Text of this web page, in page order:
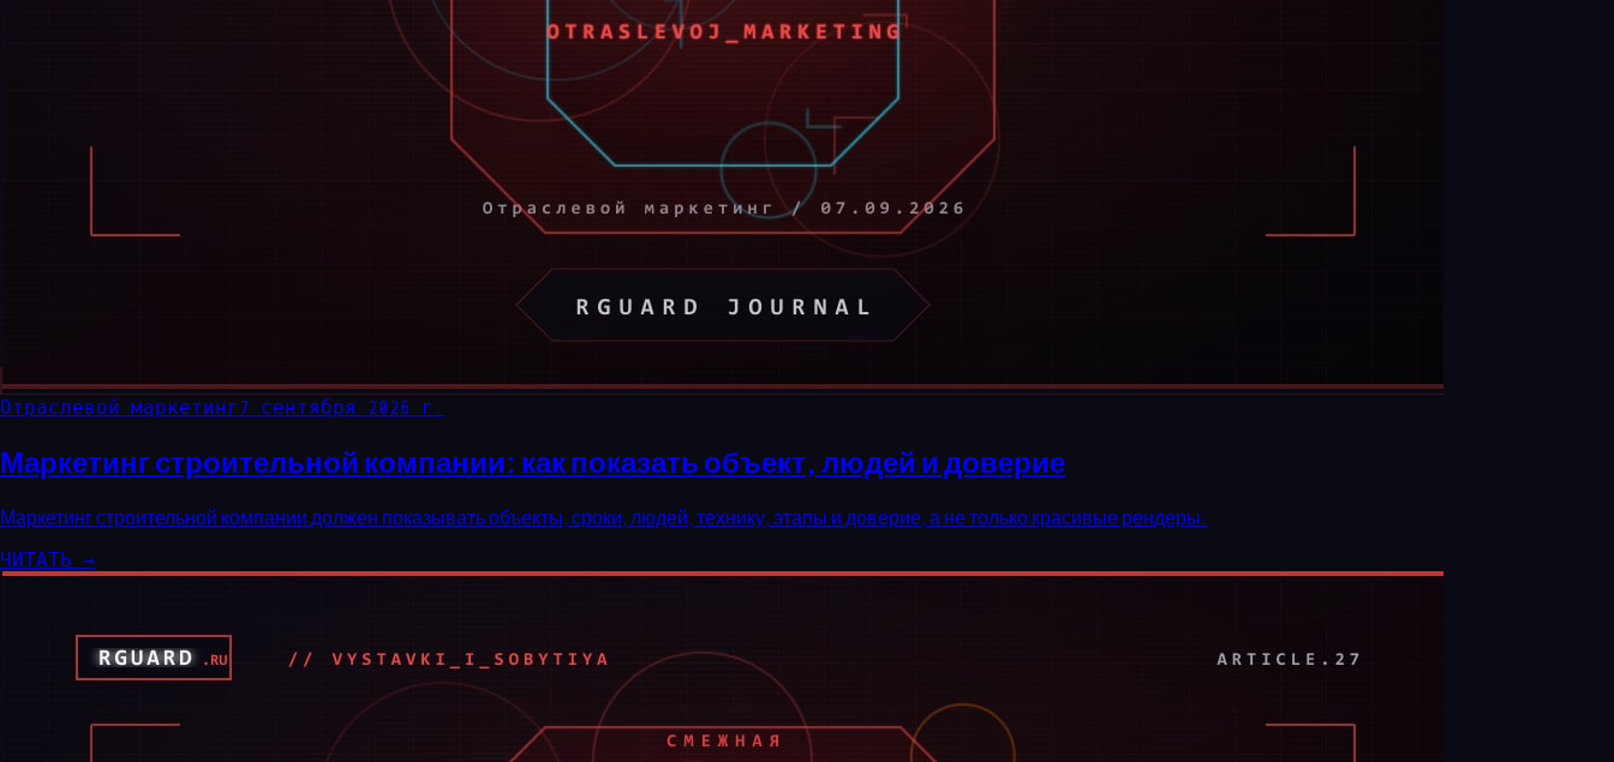
Отраслевой маркетинг 7 сентября 2026 г.
Маркетинг строительной компании: как показать объект, людей и доверие
Маркетинг строительной компании должен показывать объекты, сроки, людей, технику, этапы и доверие, а не только красивые рендеры.
ЧИТАТЬ →